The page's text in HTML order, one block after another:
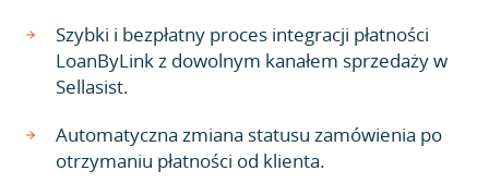
Szybki i bezpłatny proces integracji płatności
LoanByLink z dowolnym kanałem sprzedaży w
Sellasist.
Automatyczna zmiana statusu zamówienia po
otrzymaniu płatności od klienta.